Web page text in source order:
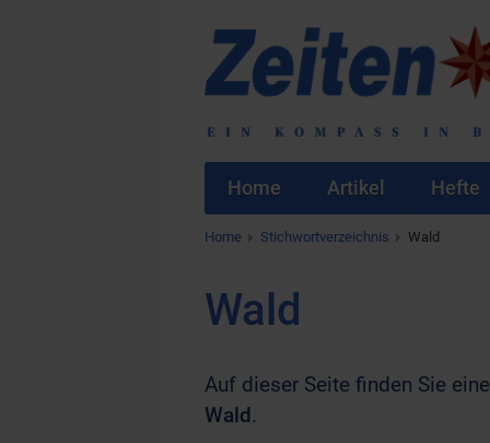
Home Artikel Hefte
Home Stichwortverzeichnis Wald
Wald
Auf dieser Seite finden Sie
Wald.